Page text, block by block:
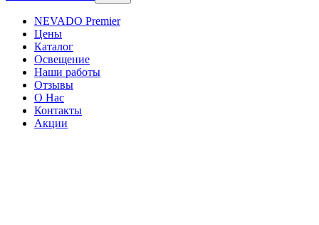
NEVADO Premier
Цены
Каталог
Освещение
Наши работы
Отзывы
О Нас
Контакты
Акции